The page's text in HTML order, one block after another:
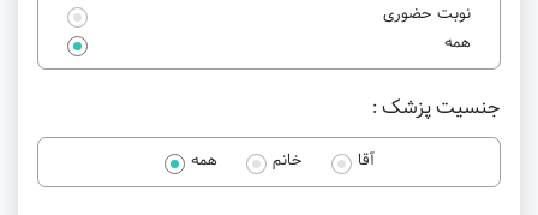
نوبت حضوری
همه
جنسیت پزشک :
آقا خانم همه